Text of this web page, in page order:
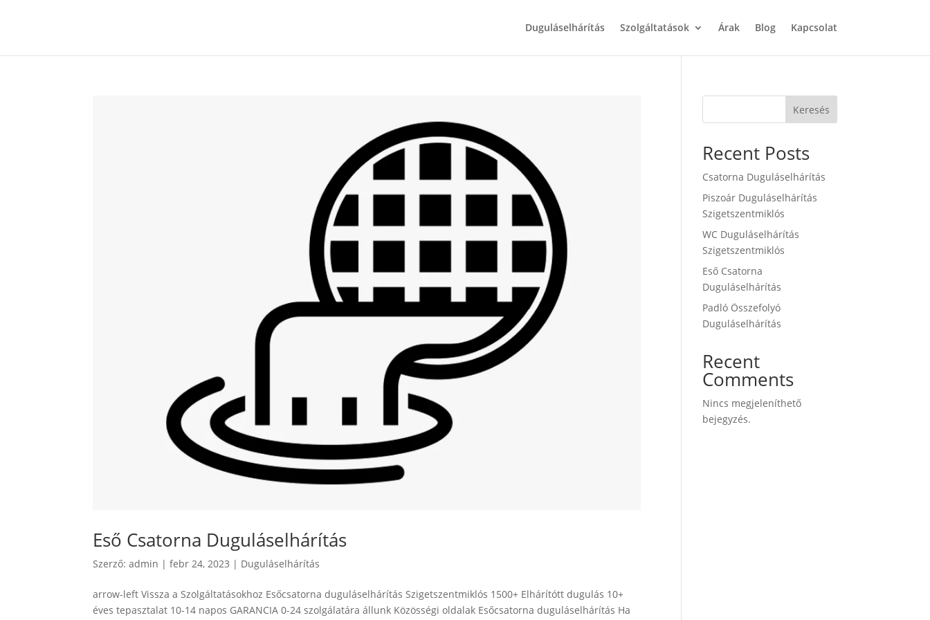
Duguláselhárítás Szolgáltatások Árak Blog Kapcsolat
Eső Csatorna Duguláselhárítás
Szerző:admin |febr 24, 2023 | Duguláselhárítás
arrow-left Vissza a Szolgáltatásokhoz Esőcsatorna duguláselhárítás Szigetszentmiklós 1500+ Elhárítótt dugulás 10+
éves tepasztalat 10-14 napos GARANCIA 0-24 szolgálatára állunk Közösségi oldalak Esőcsatorna duguláselhárítás Ha
Keresés
Recent Posts
Csatorna Duguláselhárítás
Piszoár Duguláselhárítás
Szigetszentmiklós
WC Duguláselhárítás
Szigetszentmiklós
Eső Csatorna
Duguláselhárítás
Padló Összefolyó
Duguláselhárítás
Recent
Comments
Nincs megjeleníthető
bejegyzés.